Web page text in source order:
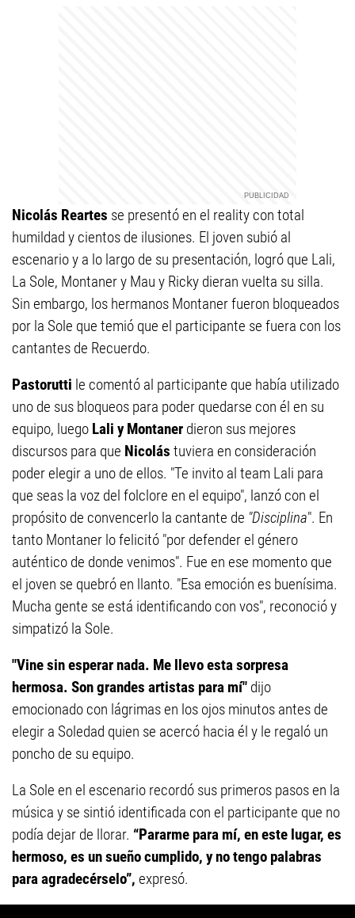
Nicolás Reartes se presentó en el reality con total
humildad y cientos de ilusiones. El joven subió al
escenario y a lo largo de su presentación, logró que Lali,
La Sole, Montaner y Mau y Ricky dieran vuelta su silla.
Sin embargo, los hermanos Montaner fueron bloqueados
por la Sole que temió que el participante se fuera con los
cantantes de Recuerdo.
Pastorutti le comentó al participante que había utilizado
uno de sus bloqueos para poder quedarse con él en su
equipo, luego Lali y Montaner dieron sus mejores
discursos para que Nicolás tuviera en consideración
poder elegir a uno de ellos. "Te invito al team Lali para
que seas la voz del folclore en el equipo", lanzó con el
propósito de convencerlo la cantante de "Disciplina". En
tanto Montaner lo felicitó "por defender el género
auténtico de donde venimos". Fue en ese momento que
el joven se quebró en llanto. "Esa emoción es buenísima.
Mucha gente se está identificando con vos", reconoció y
simpatizó la Sole.
"Vine sin esperar nada. Me llevo esta sorpresa
hermosa. Son grandes artistas para mí" dijo
emocionado con lágrimas en los ojos minutos antes de
elegir a Soledad quien se acercó hacia él y le regaló un
poncho de su equipo.
La Sole en el escenario recordó sus primeros pasos en la
música y se sintió identificada con el participante que no
podía dejar de llorar. “Pararme para mí, en este lugar, es
hermoso, es un sueño cumplido, y no tengo palabras
para agradecérselo”, expresó.